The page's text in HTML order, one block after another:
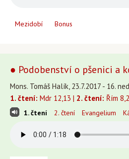
Mezidobí Bonus
● Podobenství o pšenici a
Mons. Tomáš Halík, 23.7.2017 - 16.
1. čtení: Mdr 12,13 | 2. čtení: Řím
1. čtení 2. čtení Evangelium